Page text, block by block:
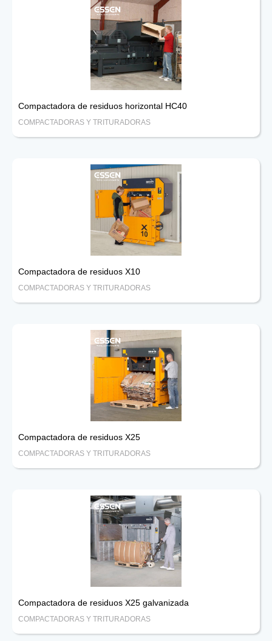
Compactadora de residuos horizontal HC40
COMPACTADORAS Y TRITURADORAS
Compactadora de residuos X10
COMPACTADORAS Y TRITURADORAS
Compactadora de residuos X25
COMPACTADORAS Y TRITURADORAS
Compactadora de residuos X25 galvanizada
COMPACTADORAS Y TRITURADORAS